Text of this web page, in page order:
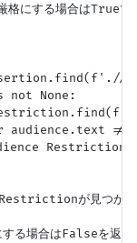
する場合はTrueで
not None:
audience.text !=
Restriction
が見つかり
場合はFalseを返す